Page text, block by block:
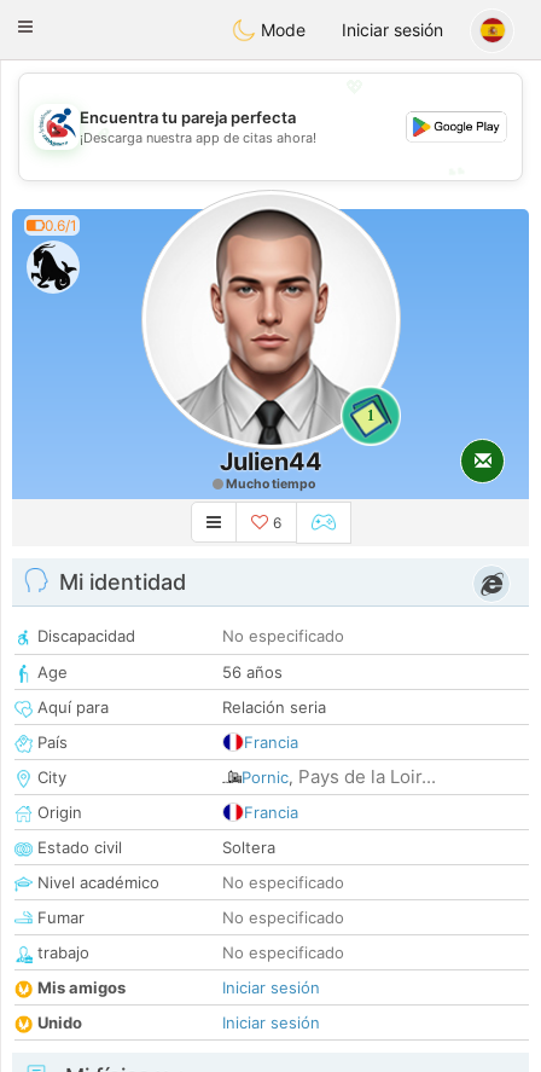
Handi Space
Toggle
Mode Iniciar sesión
💕
Encuentra tu pareja perfecta
¡Descarga nuestra app de citas ahora!
0.6/1
1
Julien44
Mucho tiempo
6
Mi identidad
Discapacidad
No especificado
Age
56 años
Aquí para
Relación seria
País
Francia
City
Pornic, Pays de la Loir...
Origin
Francia
Estado civil
Soltera
Nivel académico
No especificado
Fumar
No especificado
trabajo
No especificado
Mis amigos
Iniciar sesión
Unido
Iniciar sesión